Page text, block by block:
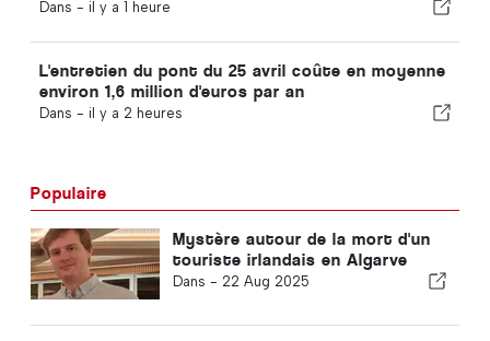
Dans - il y a 1 heure
L'entretien du pont du 25 avril coûte en moyenne
environ 1,6 million d'euros par an
Dans - il y a 2 heures
Populaire
Mystère autour de la mort d'un
touriste irlandais en Algarve
Dans - 22 Aug 2025